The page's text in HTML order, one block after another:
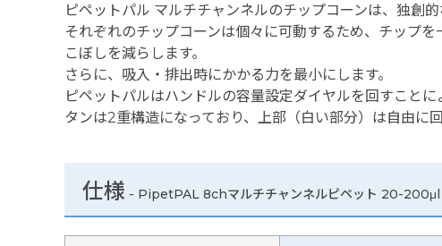
ピペットパル マルチチャンネルのチップコーンは、独創
それぞれのチップコーンは個々に可動するため、チップ
こぼしを減らします。
さらに、吸入・排出時にかかる力を最小にします。
ピペットパルはハンドルの容量設定ダイヤルを回すこと
タンは2重構造になっており、上部（白い部分）は自由に
仕様 - PipetPAL 8chマルチチャンネルピペット 20-200μl